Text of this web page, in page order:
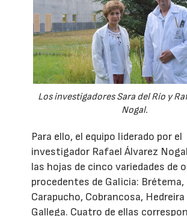
Los investigadores Sara del Río y
Nogal.
Para ello, el equipo liderado por el
investigador Rafael Álvarez
las hojas de cinco variedades de
procedentes de Galicia: Brétema,
Carapucho, Cobrancosa, Hedreira
Gallega. Cuatro de ellas